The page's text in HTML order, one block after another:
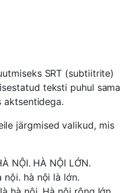
SRT (subtiitrite)
teksti puhul sama
aktsentidega.
järgmised valikud, mis
NỘI. HÀ NỘI LỚN.
nội. hà nội là lớn.